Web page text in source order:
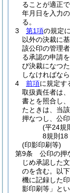
ることが適正
年月日を入力
る。
3
第1項の規定
以外の決裁に
該公印の管理
る承認の申請
び決裁になつ
しなければなら
4
前項に規定す
取扱責任者は
書とを照合し
たときは、当
押なつし、公
(平24規
8規則18
(印影印刷等)
第9条
公印の押
じめ承認した
のを含む。以
機に記録した
影印刷等」と